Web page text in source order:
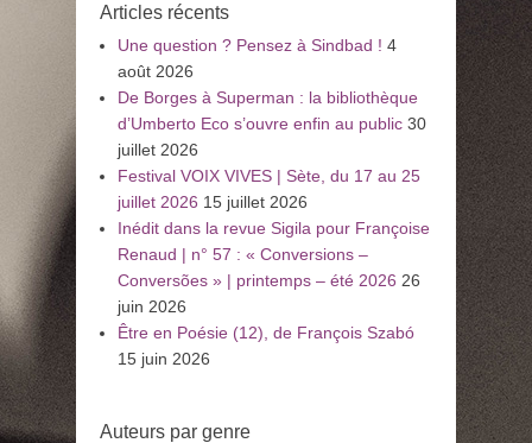
Articles récents
Une question ? Pensez à Sindbad ! 4
août 2026
De Borges à Superman : la bibliothèque
d’Umberto Eco s’ouvre enfin au public 30
juillet 2026
Festival VOIX VIVES | Sète, du 17 au 25
juillet 2026 15 juillet 2026
Inédit dans la revue Sigila pour Françoise
Renaud | n° 57 : « Conversions –
Conversões » | printemps – été 2026 26
juin 2026
Être en Poésie (12), de François Szabó
15 juin 2026
Auteurs par genre